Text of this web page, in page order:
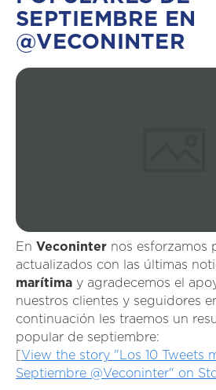
SEPTIEMBRE EN
@VECONINTER
En Veconinter nos esforzamos
actualizados con las últimas
marítima y agradecemos el
nuestros clientes y seguidores
continuación les traemos un
popular de septiembre:
View the story "Los 10 Tweets
Septiembre @Veconinter" on